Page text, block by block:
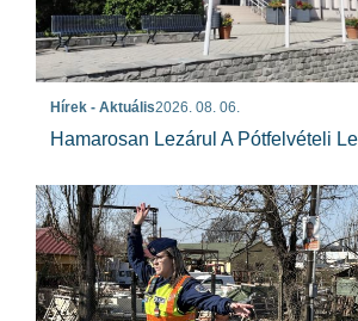
Hírek - Aktuális2026. 08. 06.
Hamarosan Lezárul A Pótfelvételi